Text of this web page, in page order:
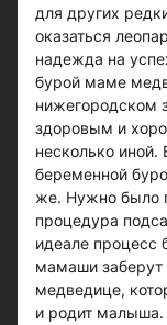
для других
оказаться
надежда на
бурой маме
нижегородском
здоровым и
несколько иной.
беременной
же. Нужно было
процедура
идеале процесс
мамаши заберут
медведице,
и родит малыша.